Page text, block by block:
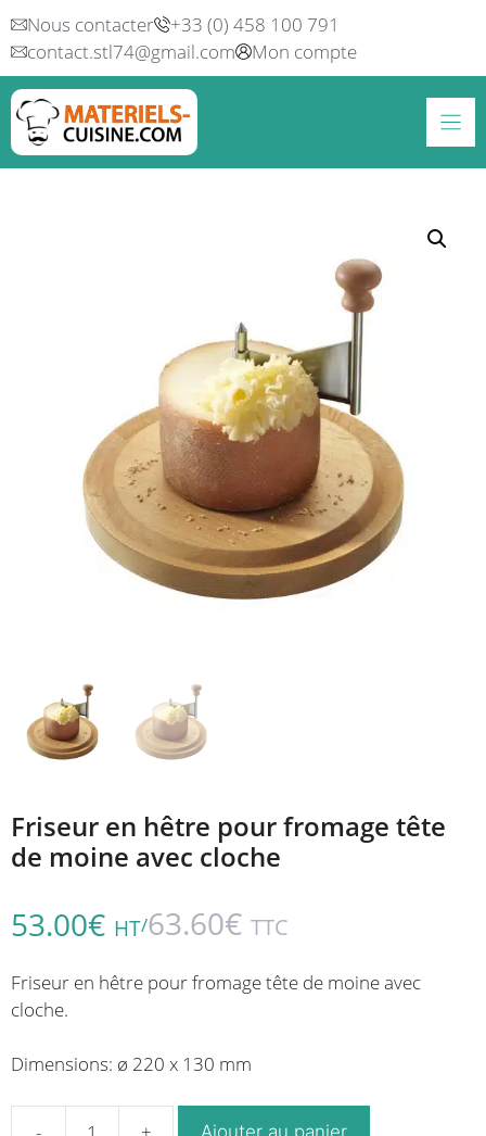
Aller
au
contenu
Nous contacter
+33 (0) 458 100 791
contact.stl74@gmail.com
Mon compte
Friseur en hêtre pour fromage tête
de moine avec cloche
53.00€ HT/63.60€ TTC
Friseur en hêtre pour fromage tête de moine avec
cloche.
Dimensions: ø 220 x 130 mm
Ajouter au panier